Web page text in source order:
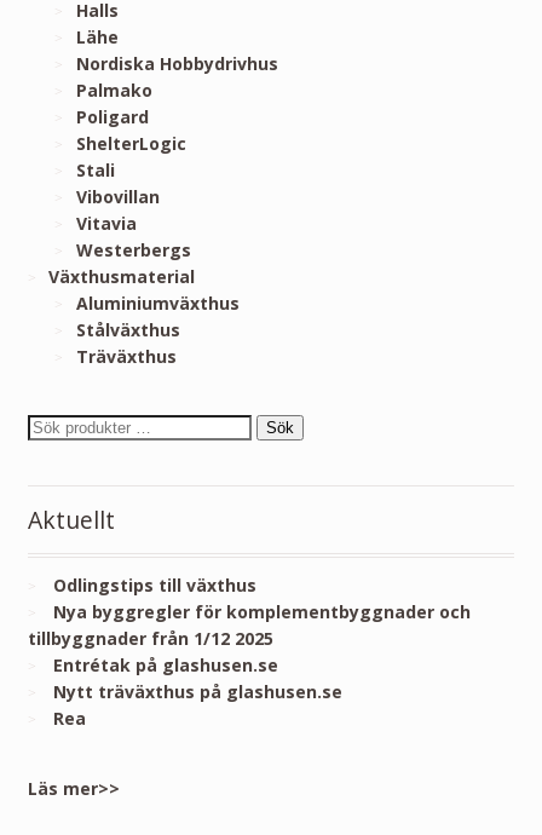
Halls
Lähe
Nordiska Hobbydrivhus
Palmako
Poligard
ShelterLogic
Stali
Vibovillan
Vitavia
Westerbergs
Växthusmaterial
Aluminiumväxthus
Stålväxthus
Träväxthus
Sök
Aktuellt
Odlingstips till växthus
Nya byggregler för komplementbyggnader och
tillbyggnader från 1/12 2025
Entrétak på glashusen.se
Nytt träväxthus på glashusen.se
Rea
Läs mer>>